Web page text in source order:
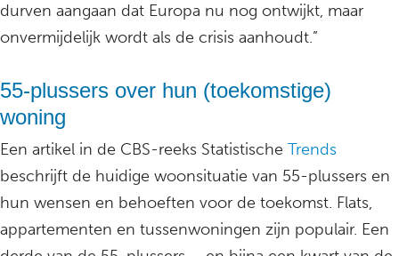
durven aangaan dat Europa nu nog ontwijkt, maar
onvermijdelijk wordt als de crisis aanhoudt.”
55-plussers over hun (toekomstige)
woning
Een artikel in de CBS-reeks Statistische Trends
beschrijft de huidige woonsituatie van 55-plussers en
hun wensen en behoeften voor de toekomst. Flats,
appartementen en tussenwoningen zijn populair. Een